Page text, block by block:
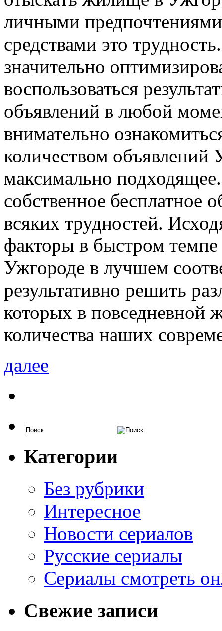
личными
средствами это
значительно
воспользоваться
объявлений в любой
внимательно
количеством объявлений
максимально
собственное бесплатное
всяких трудностей.
факторы в быстром
Ужгороде в лучшем
результативно решить
которых в повседневной
количества наших
далее
Категории
Без рубрики
Интересное
Новости сериалов
Русские сериалы
Сериалы смотреть
Свежие записи